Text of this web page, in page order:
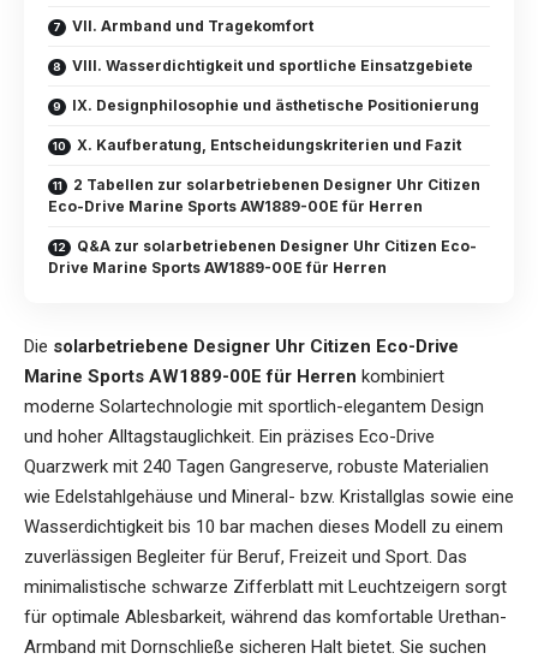
VII. Armband und Tragekomfort
VIII. Wasserdichtigkeit und sportliche Einsatzgebiete
IX. Designphilosophie und ästhetische Positionierung
X. Kaufberatung, Entscheidungskriterien und Fazit
2 Tabellen zur solarbetriebenen Designer Uhr Citizen
Eco-Drive Marine Sports AW1889-00E für Herren
Q&A zur solarbetriebenen Designer Uhr Citizen Eco-
Drive Marine Sports AW1889-00E für Herren
Die solarbetriebene Designer Uhr Citizen Eco-Drive
Marine Sports AW1889-00E für Herren kombiniert
moderne Solartechnologie mit sportlich-elegantem Design
und hoher Alltagstauglichkeit. Ein präzises Eco-Drive
Quarzwerk mit 240 Tagen Gangreserve, robuste Materialien
wie Edelstahlgehäuse und Mineral- bzw. Kristallglas sowie eine
Wasserdichtigkeit bis 10 bar machen dieses Modell zu einem
zuverlässigen Begleiter für Beruf, Freizeit und Sport. Das
minimalistische schwarze Zifferblatt mit Leuchtzeigern sorgt
für optimale Ablesbarkeit, während das komfortable Urethan-
Armband mit Dornschließe sicheren Halt bietet. Sie suchen